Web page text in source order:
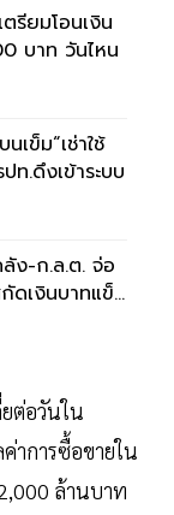
รียมโอนเงิน
บาท วันไหน
เข็ม“เช่าใช้
ท.ดึงเข้าระบบ
ลัง-ก.ล.ต. จ่อ
ดเงินบาทแข็ง
ต่อวันใน
การซื้อขายใน
ล้านบาท